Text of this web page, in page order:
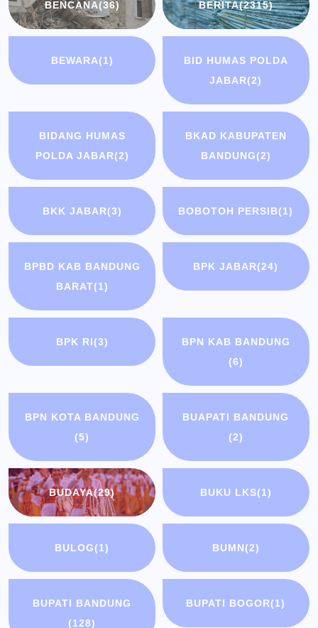
BENCANA(36) BERITA(2315)
BEWARA(1)
BID HUMAS POLDA
JABAR(2)
BIDANG HUMAS
POLDA JABAR(2)
BKAD KABUPATEN
BANDUNG(2)
BKK JABAR(3) BOBOTOH PERSIB(1)
BPBD KAB BANDUNG
BARAT(1)
BPK JABAR(24)
BPK RI(3)
BPN KAB BANDUNG
(6)
BPN KOTA BANDUNG
(5)
BUAPATI BANDUNG
(2)
BUDAYA(29) BUKU LKS(1)
BULOG(1) BUMN(2)
BUPATI BANDUNG
(128)
BUPATI BOGOR(1)